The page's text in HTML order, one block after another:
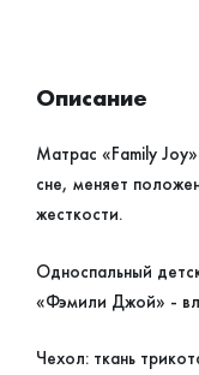
Описание
Матрас «Family
сне, меняет
жесткости.
Односпальный
«Фэмили Джой» -
Чехол: ткань